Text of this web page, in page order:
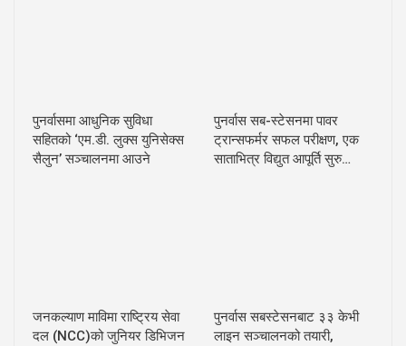
पुनर्वासमा आधुनिक सुविधा
सहितको ‘एम.डी. लुक्स युनिसेक्स
सैलुन’ सञ्चालनमा आउने
पुनर्वास सब-स्टेसनमा पावर
ट्रान्सफर्मर सफल परीक्षण, एक
साताभित्र विद्युत आपूर्ति सुरु…
जनकल्याण माविमा राष्ट्रिय सेवा
दल (NCC)को जुनियर डिभिजन
पुनर्वास सबस्टेसनबाट ३३ केभी
लाइन सञ्चालनको तयारी,